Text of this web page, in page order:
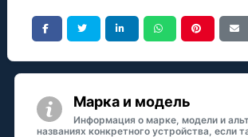
Марка и модель
Информация о марке, модели и
названиях конкретного устройства, если